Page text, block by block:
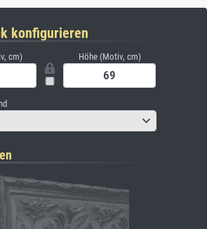
konfigurieren
cm) Höhe (Motiv, cm)